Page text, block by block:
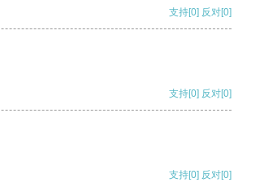
支持[0] 反对[0]
支持[0] 反对[0]
支持[0] 反对[0]